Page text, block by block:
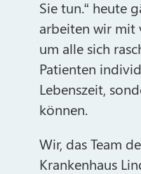
Sie tun.“ heute
arbeiten wir mit
um alle sich
Patienten
Lebenszeit,
können.
Wir, das Team
Krankenhaus